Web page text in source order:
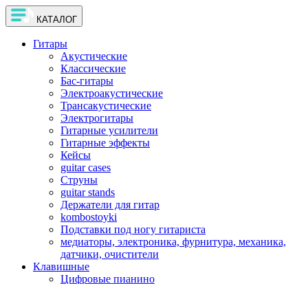
КАТАЛОГ
Гитары
Акустические
Классические
Бас-гитары
Электроакустические
Трансакустические
Электрогитары
Гитарные усилители
Гитарные эффекты
Кейсы
guitar cases
Струны
guitar stands
Держатели для гитар
kombostoyki
Подставки под ногу гитариста
медиаторы, электроника, фурнитура, механика,
датчики, очистители
Клавишные
Цифровые пианино